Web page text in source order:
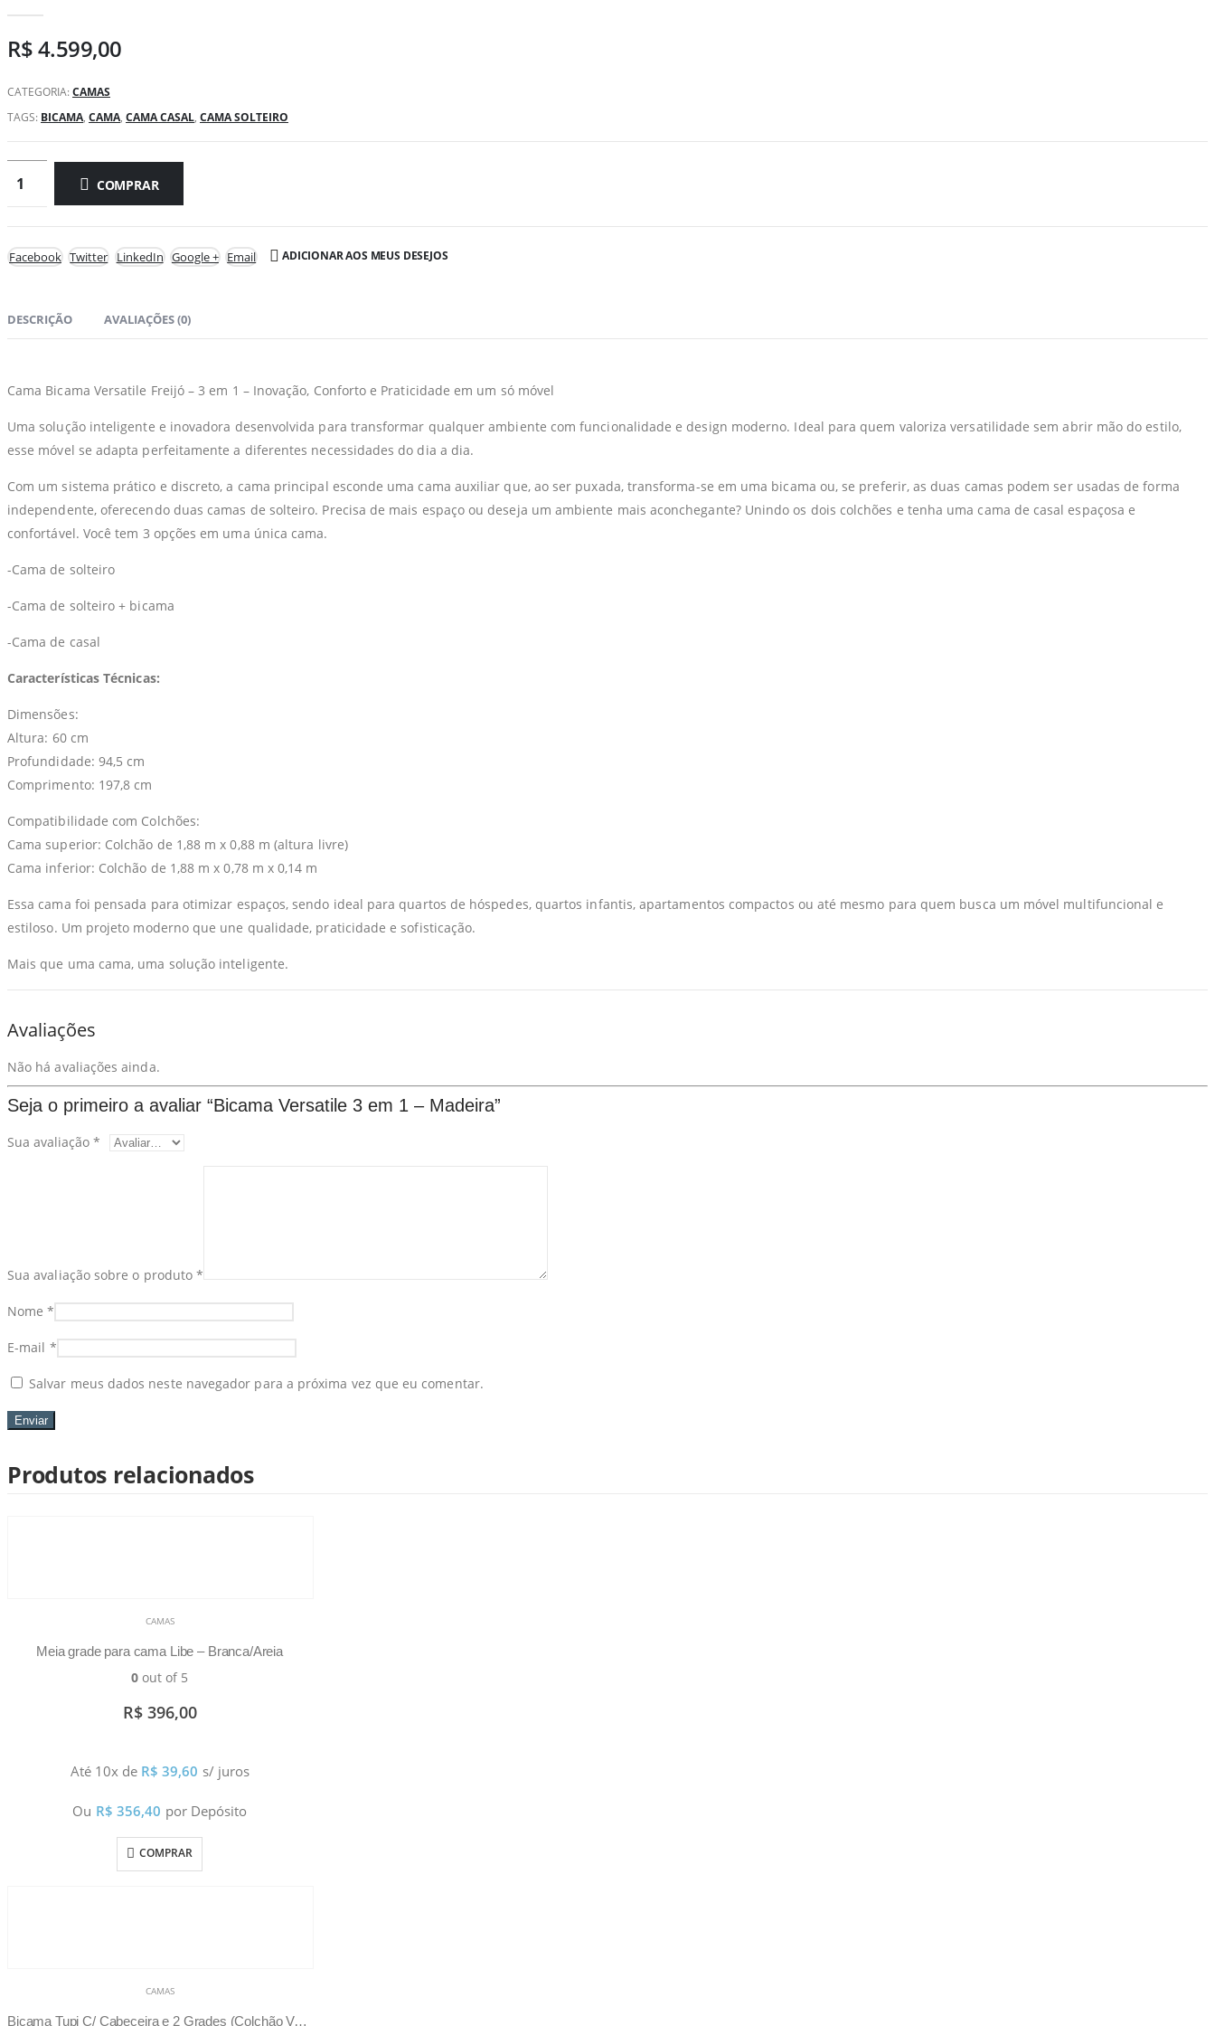
R$4.599,00
CATEGORIA:CAMAS
TAGS: BICAMA, CAMA, CAMA CASAL, CAMA SOLTEIRO
COMPRAR
Facebook Twitter LinkedIn Google + Email ADICIONAR AOS MEUS DESEJOS
DESCRIÇÃO AVALIAÇÕES (0)
Cama Bicama Versatile Freijó – 3 em 1 – Inovação, Conforto e Praticidade em um só móvel
Uma solução inteligente e inovadora desenvolvida para transformar qualquer ambiente com funcionalidade e design moderno. Ideal para quem valoriza versatilidade sem abrir mão do estilo,
esse móvel se adapta perfeitamente a diferentes necessidades do dia a dia.
Com um sistema prático e discreto, a cama principal esconde uma cama auxiliar que, ao ser puxada, transforma-se em uma bicama ou, se preferir, as duas camas podem ser usadas de forma
independente, oferecendo duas camas de solteiro. Precisa de mais espaço ou deseja um ambiente mais aconchegante? Unindo os dois colchões e tenha uma cama de casal espaçosa e
confortável. Você tem 3 opções em uma única cama.
-Cama de solteiro
-Cama de solteiro + bicama
-Cama de casal
Características Técnicas:
Dimensões:
Altura: 60 cm
Profundidade: 94,5 cm
Comprimento: 197,8 cm
Compatibilidade com Colchões:
Cama superior: Colchão de 1,88 m x 0,88 m (altura livre)
Cama inferior: Colchão de 1,88 m x 0,78 m x 0,14 m
Essa cama foi pensada para otimizar espaços, sendo ideal para quartos de hóspedes, quartos infantis, apartamentos compactos ou até mesmo para quem busca um móvel multifuncional e
estiloso. Um projeto moderno que une qualidade, praticidade e sofisticação.
Mais que uma cama, uma solução inteligente.
Avaliações
Não há avaliações ainda.
Seja o primeiro a avaliar “Bicama Versatile 3 em 1 – Madeira”
Sua avaliação *
Sua avaliação sobre o produto*
Nome*
E-mail *
Salvar meus dados neste navegador para a próxima vez que eu comentar.
Produtos relacionados
CAMAS
Meia grade para cama Libe – Branca/Areia
0 out of 5
R$396,00
Até 10x de R$ 39,60 s/ juros
Ou R$ 356,40 por Depósito
COMPRAR
CAMAS
Bicama Tupi C/ Cabeceira e 2 Grades (Colchão Vendido Separadamente)